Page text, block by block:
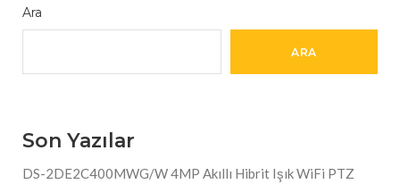
Ara
ARA
Son Yazılar
DS-2DE2C400MWG/W 4MP Akıllı Hibrit Işık WiFi PTZ